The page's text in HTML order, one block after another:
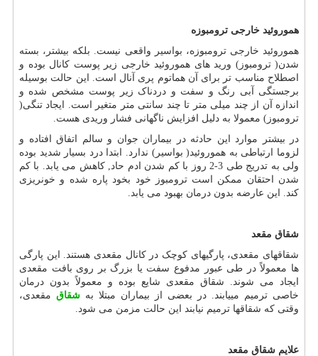
هموروئید خارجی ترومبوزه
هموروئید خارجی ترومبوزه، بواسیر واقعی نیست. بلکه بیشتر، بسته
شدن( ترومبوز) ورید های هموروئید خارجی زیر پوست کانال بوده و
اصطلاح مناسب تر برای آن هماتوم پری آنال است. این حالت بوسیله
برجستگی آبی رنگ و سفت و دردناک زیر پوست مشخص شده و
اندازه آن از چند میلی متر تا چند سانتی متر متغیر است. ایجاد تنگی(
ترومبوز) معمولا به دلیل افزایش ناگهانی فشار وریدی هست.
در بیشتر موارد این حادثه در بیماران جوان و سالم اتفاق افتاده و
لزوما ارتباطی به هموروئید( بواسیر) ندارد. ابتدا درد بسیار شدید بوده
ولی به تدریج طی 3-2 روز با کم شدن ادم حاد, کاهش می یابد. با کم
شدن احتقان ممکن است ترومبوز خود بخود پاره شده و خونریزی
کند. این عارضه بدون درمان بهبود می یابد.
شقاق مقعد
شقاق‏های مقعدی، پارگی‏های کوچک در کانال مقعدی هستند. این پارگی
ها معمولاً در طی عبور مدفوع سفت یا بزرگ بر روی بافت مقعدی
ایجاد می‏ شوند. شقاق مقعدی شایع بوده و معمولاً بدون درمان
خاصی ترمیم می‏یابند. در بعضی از بیماران مبتلا به شقاق مقعدی،
وقتی که شقاق‏ها ترمیم نیابند این حالت مزمن می شود.
علایم شقاق مقعد